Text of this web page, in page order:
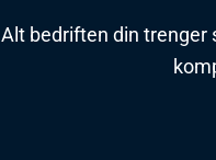
Alt bedriften din trenger